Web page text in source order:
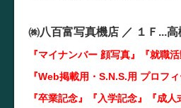
㈱八百富写真機店 ／ １Ｆ...
『マイナンバー 顔写真』『就職
『Web掲載用・S.N.S.用 プロフィ
『卒業記念』『入学記念』『成